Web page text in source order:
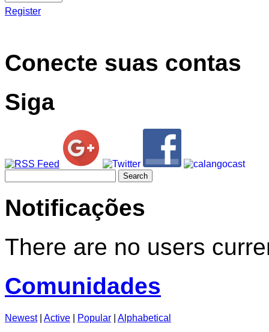
Register
Conecte suas contas
Siga
for:
Notificações
There are no users
Comunidades
Newest Active Popular Alphabetical